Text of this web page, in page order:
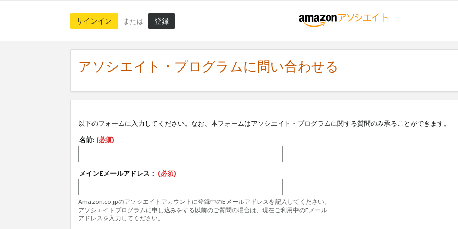
サインイン または 登録
アソシエイト・プログラムに問い合わせる
以下のフォームに入力してください。なお、本フォームはアソシエイト・プログラムに関する質問のみ承ることができます。
名前: (必須)
メインEメールアドレス： (必須)
Amazon.co.jpのアソシエイトアカウントに登録中のEメールアドレスを記入してください。
アソシエイトプログラムに申し込みをする以前のご質問の場合は、現在ご利用中のEメール
アドレスを入力してください。